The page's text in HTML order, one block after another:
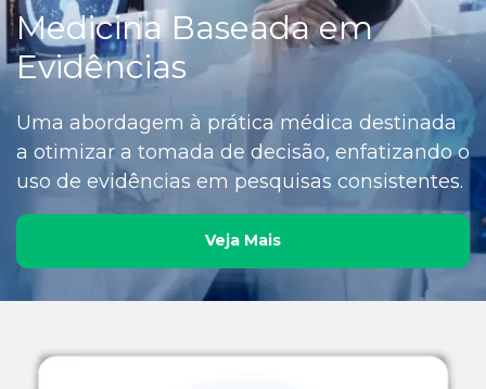
Medicina Baseada em
Evidências
Uma abordagem à prática médica destinada
a otimizar a tomada de decisão, enfatizando o
uso de evidências em pesquisas consistentes.
Veja Mais